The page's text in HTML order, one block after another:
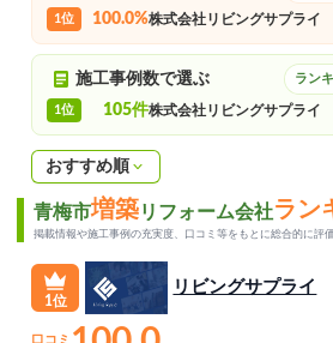
1位 100.0%株式会社リビングサプライ
施工事例数で選ぶ ラン
1位 105件株式会社リビングサプライ
おすすめ順
青梅市増築リフォーム会社ラン
掲載情報や施工事例の充実度、口コミ等をもとに総合的に評
1位
リビングサプライ
口コミ